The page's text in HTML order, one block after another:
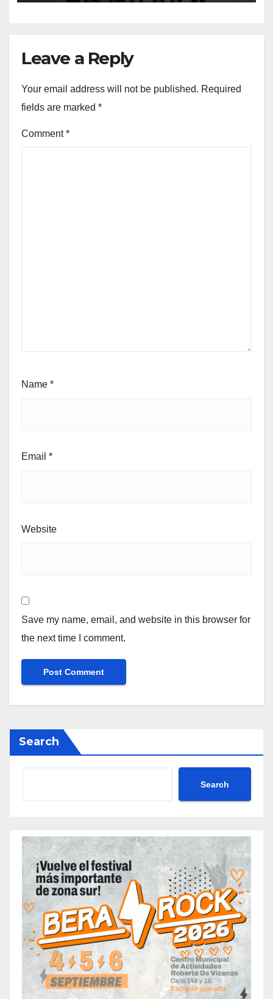
Leave a Reply
Your email address will not be published. Required
fields are marked *
Comment*
Name *
Email *
Website
Save my name, email, and website in this browser for
the next time I comment.
Search
Search